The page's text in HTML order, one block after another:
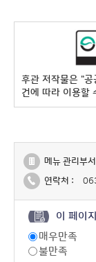
후관 저작물은 "공
건에 따라 이용할
메뉴 관리부
연락처 :
이 페이
매우만족
불만족